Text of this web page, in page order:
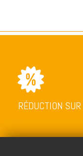
RÉDUCTION